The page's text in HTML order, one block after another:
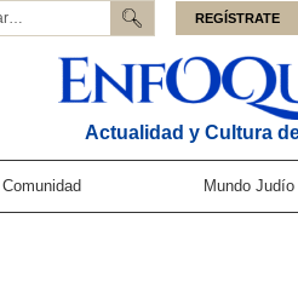
REGÍSTRATE
Actualidad y Cultura
Comunidad Mundo Judío